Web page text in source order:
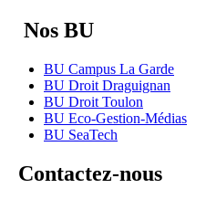
Nos BU
BU Campus La Garde
BU Droit Draguignan
BU Droit Toulon
BU Eco-Gestion-Médias
BU SeaTech
Contactez-nous